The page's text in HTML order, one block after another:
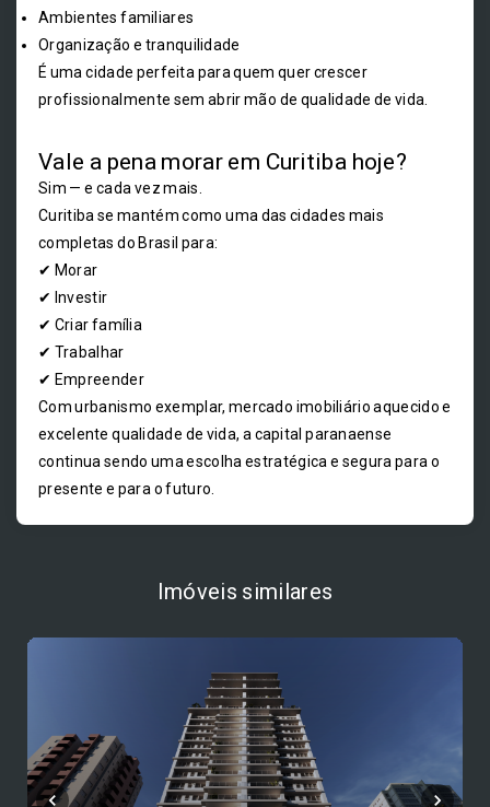
Ambientes familiares
Organização e tranquilidade
É uma cidade perfeita para quem quer crescer
profissionalmente sem abrir mão de qualidade de vida.
Vale a pena morar em Curitiba hoje?
Sim — e cada vez mais.
Curitiba se mantém como uma das cidades mais
completas do Brasil para:
✔ Morar
✔ Investir
✔ Criar família
✔ Trabalhar
✔ Empreender
Com urbanismo exemplar, mercado imobiliário aquecido e
excelente qualidade de vida, a capital paranaense
continua sendo uma escolha estratégica e segura para o
presente e para o futuro.
Imóveis similares